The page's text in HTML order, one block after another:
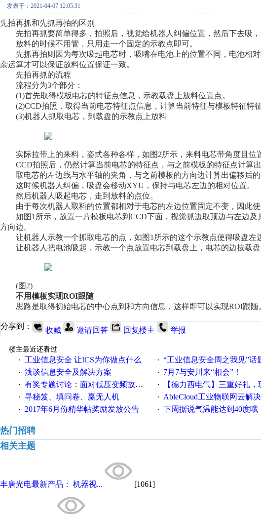
发表于：2021-04-07 12:05:31
先拍再抓和先抓再拍的区别
先拍再抓要简单得多，拍照后，视觉给机器人纠偏位置，然后下去吸，
放料的时候不用管，只用走一个固定的示教点即可。
先抓再拍则因为每次吸起电芯时，吸嘴在电池上的位置不同，电池相对
杂运算才可以保证放料位置保证一致。
先拍再抓的流程
流程分为3个部分：
(1)首先取得模板电芯的特征点信息，示教载盘上放料位置点。
(2)CCD拍照，取得当前电芯特征点信息，计算当前特征与模板特征特
(3)机器人抓取电芯，到载盘的示教点上放料
实际拉带上的来料，姿式各种各样，如图2所示，来料电芯带角度且位
CCD拍照后，仍然计算当前电芯的特征点，与之前模板的特征点计算出
取电芯的左边线与水平轴的夹角，与之前模板的方向边计算出偏移后的
这时候机器人纠偏，吸盘会移动XYU，保持与电芯左边的相对位置。
然后机器人吸起电芯，走到放料的点位。
由于每次机器人取料的位置都相对于电芯的左边位置固定不变，因此使
如图1所示，放置一片模板电芯到CCD下面，视觉抓边取顶边与左边及
方向边。
让机器人示教一个抓取电芯的点，如图1所示的这个示教点使得吸盘左
让机器人把电池吸起，示教一个点放置电芯到载盘上，电芯的边按载盘
(图2)
不用模板实现ROI跟随
思路是取得初始电芯的中心点到和方向信息，这样即可以实现ROI跟随
分享到： 收藏 邀请回答 回复楼主 举报
楼主最近还看过
·
工业信息安全 让ICS为你做点什么 · “工业信息安全周之我见”话题互动获奖名单发
· 浅谈信息安全及解决方案 · 7月7与安川来“相会”！
· 有奖专题讨论：面对低压变频故障，老手是这样解决的！ · 【德力西电气】三重好礼，玩嗨
· 寻秘笈、填问卷、赢无人机 · AbleCloud工业物联网云解决方案实践
· 2017年6月份精华帖奖励发放公告 · 下周据说气温能达到40度哦
热门招聘
相关主题
丰唐光电最新产品： 机器视... [1061]